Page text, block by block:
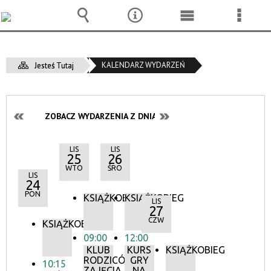
Jesteś Tutaj KALENDARZ WYDARZEŃ
ZOBACZ WYDARZENIA Z DNIA:
LIS
24
PON
KSIĄŻKOBIEG
10:15
LIS
25
WTO
KSIĄŻKOBIEG
09:00
KLUB
RODZICÓW:
LIS
26
ŚRO
KSIĄŻKOBIEG
12:00
KURS
GRY
LIS
27
CZW
KSIĄŻKOBIEG
Wyszukiwarka
NarzędziaMenu
Menu